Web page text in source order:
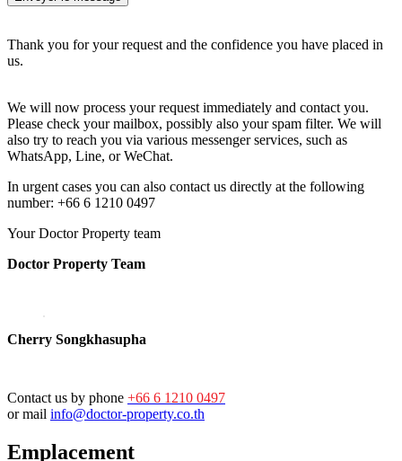
Thank you for your request and the confidence you have placed in
us.
We will now process your request immediately and contact you.
Please check your mailbox, possibly also your spam filter. We will
also try to reach you via various messenger services, such as
WhatsApp, Line, or WeChat.
In urgent cases you can also contact us directly at the following
number: +66 6 1210 0497
Your Doctor Property team
Doctor Property Team
Cherry Songkhasupha
Contact us by phone +66 6 1210 0497
or mail info@doctor-property.co.th
Emplacement